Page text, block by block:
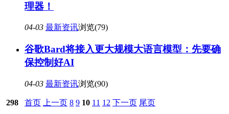
理器！
04-03 最新资讯浏览(79)
谷歌Bard将接入更大规模大语言模型：先要确
保控制好AI
04-03 最新资讯浏览(90)
298 首页 上一页 8 9 10 11 12 下一页 尾页